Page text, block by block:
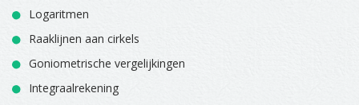
Logaritmen
Raaklijnen aan cirkels
Goniometrische vergelijkingen
Integraalrekening